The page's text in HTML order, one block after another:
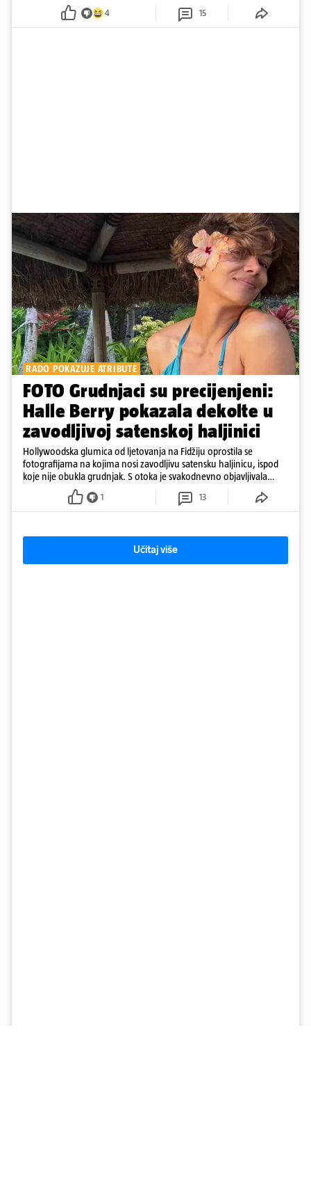
4 15
RADO POKAZUJE ATRIBUTE
FOTO Grudnjaci su precijenjeni:
Halle Berry pokazala dekolte u
zavodljivoj satenskoj haljinici
Hollywoodska glumica od ljetovanja na Fidžiju oprostila se
fotografijama na kojima nosi zavodljivu satensku haljinicu, ispod
koje nije obukla grudnjak. S otoka je svakodnevno objavljivala
fotografije u kupaćem
1 13
Učitaj više